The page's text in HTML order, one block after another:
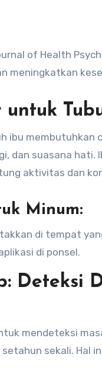
of Health
meningkatkan
ibu
dan suasana hati.
aktivitas dan
Minum:
di tempat
di ponsel.
Deteksi
mendeteksi
sekali. Hal